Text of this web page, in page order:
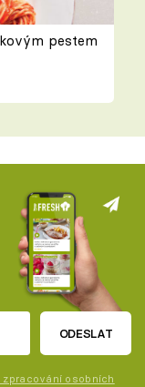
pestem
ODESLAT
zpracování osobních